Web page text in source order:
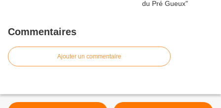
Commentaires
Ajouter un commentaire